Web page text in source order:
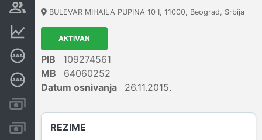
Vlasnička struktura
Finansijski podaci
Sertifikat bonitetne izvrsnosti
Dubinska bonitetna ocena
Računi i blokade
BULEVAR MIHAILA PUPINA 10 I, 11000, Beograd, Srbija
AKTIVAN
PIB
109274561
MB
64060252
Datum osnivanja
26.11.2015.
REZIME